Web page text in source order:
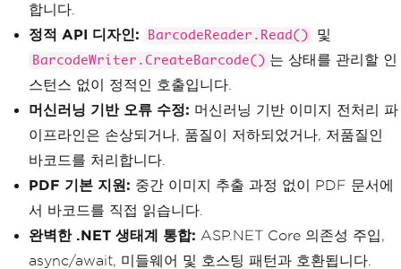
합니다.
정적 API 디자인:
BarcodeReader.Read() 및
BarcodeWriter.CreateBarcode() 는 상태를 관리할 인
스턴스 없이 정적인 호출입니다.
머신러닝 기반 오류 수정: 머신러닝 기반 이미지 전처리 파
이프라인은 손상되거나, 품질이 저하되었거나, 저품질인
바코드를 처리합니다.
PDF 기본 지원: 중간 이미지 추출 과정 없이 PDF 문서에
서 바코드를 직접 읽습니다.
완벽한 .NET 생태계 통합: ASP.NET Core 의존성 주입,
async/await, 미들웨어 및 호스팅 패턴과 호환됩니다.